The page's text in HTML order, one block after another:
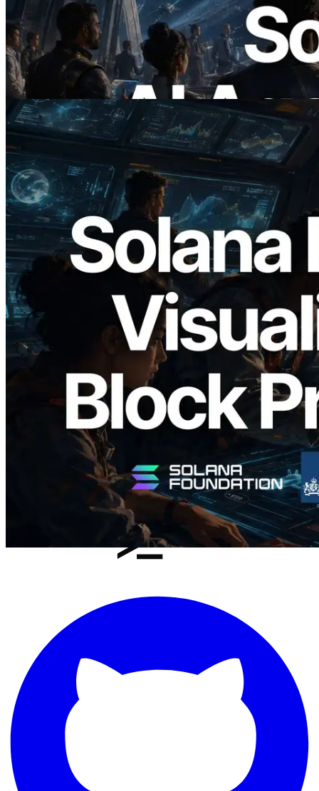
ERPC, x402 지원 Solana RPC 공개 — AI
에이전트가 필요한 API에 온디맨드로 결
제하는 시대
이 글 읽기
2026.05.24
Validators Solutions, Solana 블록 애널라
이저 공개 — slot 단위 블록 생성 시간과
담당 검증자 시각화